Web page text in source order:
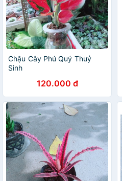
Chậu Cây Phú Quý Thuỷ
Sinh
120.000 đ